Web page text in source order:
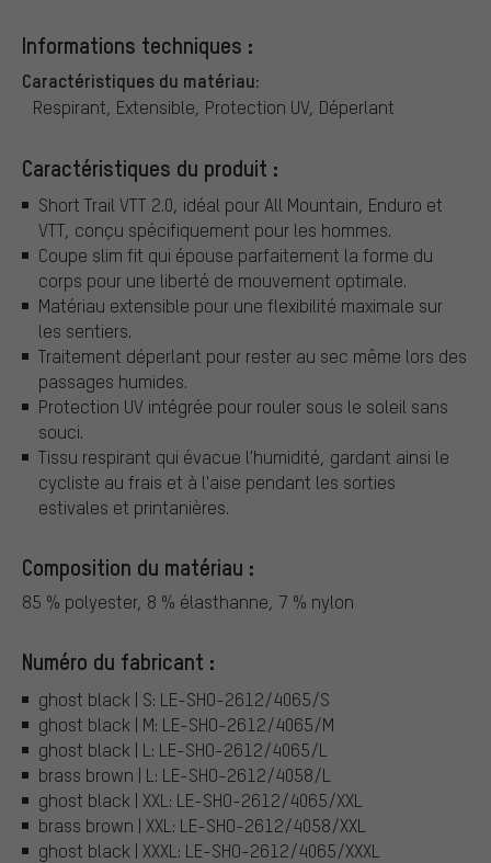
Informations techniques :
Caractéristiques du matériau:
Respirant, Extensible, Protection UV, Déperlant
Caractéristiques du produit :
Short Trail VTT 2.0, idéal pour All Mountain, Enduro et
VTT, conçu spécifiquement pour les hommes.
Coupe slim fit qui épouse parfaitement la forme du
corps pour une liberté de mouvement optimale.
Matériau extensible pour une flexibilité maximale sur
les sentiers.
Traitement déperlant pour rester au sec même lors des
passages humides.
Protection UV intégrée pour rouler sous le soleil sans
souci.
Tissu respirant qui évacue l'humidité, gardant ainsi le
cycliste au frais et à l'aise pendant les sorties
estivales et printanières.
Composition du matériau :
85 % polyester, 8 % élasthanne, 7 % nylon
Numéro du fabricant :
ghost black | S: LE-SHO-2612/4065/S
ghost black | M: LE-SHO-2612/4065/M
ghost black | L: LE-SHO-2612/4065/L
brass brown | L: LE-SHO-2612/4058/L
ghost black | XXL: LE-SHO-2612/4065/XXL
brass brown | XXL: LE-SHO-2612/4058/XXL
ghost black | XXXL: LE-SHO-2612/4065/XXXL